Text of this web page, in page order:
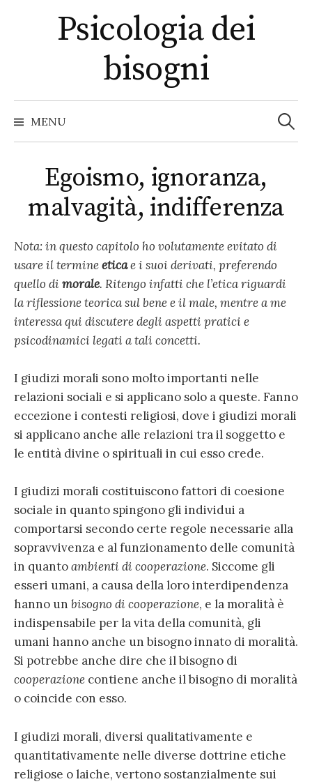
o
c
o
Psicologia dei
bisogni
MENU c
r
:
Egoismo, ignoranza,
malvagità, indifferenza
Nota: in questo capitolo ho volutamente evitato di
usare il termineeticae i suoi derivati, preferendo
quello di morale. Ritengo infatti che l’etica riguardi
la riflessione teorica sul bene e il male, mentre a me
interessa qui discutere degli aspetti pratici e
psicodinamici legati a tali concetti.
I giudizi morali sono molto importanti nelle
relazioni sociali e si applicano solo a queste. Fanno
eccezione i contesti religiosi, dove i giudizi morali
si applicano anche alle relazioni tra il soggetto e
le entità divine o spirituali in cui esso crede.
I giudizi morali costituiscono fattori di coesione
sociale in quanto spingono gli individui a
comportarsi secondo certe regole necessarie alla
sopravvivenza e al funzionamento delle comunità
in quantoambienti di cooperazione. Siccome gli
esseri umani, a causa della loro interdipendenza
hanno un bisogno di cooperazione, e la moralità è
indispensabile per la vita della comunità, gli
umani hanno anche un bisogno innato di moralità.
Si potrebbe anche dire che il bisogno di
cooperazione contiene anche il bisogno di moralità
o coincide con esso.
I giudizi morali, diversi qualitativamente e
quantitativamente nelle diverse dottrine etiche
religiose o laiche, vertono sostanzialmente sui